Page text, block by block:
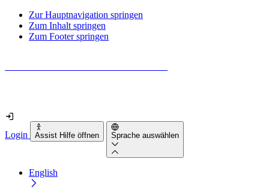
Zur Hauptnavigation springen
Zum Inhalt springen
Zum Footer springen
Login Assist Hilfe öffnen Sprache auswählen
English